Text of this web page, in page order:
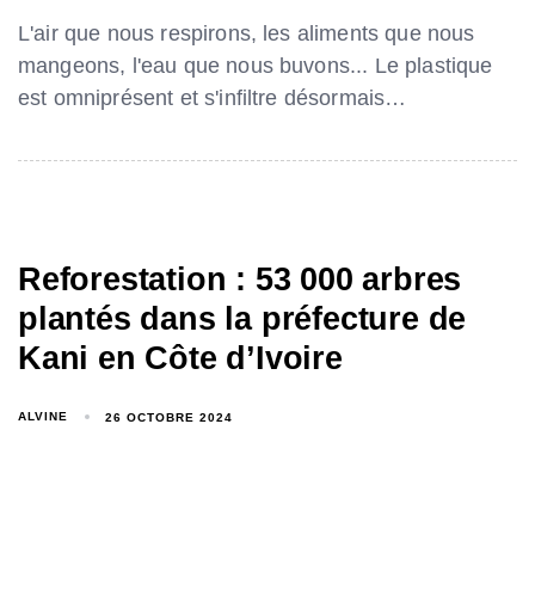
L'air que nous respirons, les aliments que nous
mangeons, l'eau que nous buvons... Le plastique
est omniprésent et s'infiltre désormais…
Reforestation : 53 000 arbres
plantés dans la préfecture de
Kani en Côte d’Ivoire
ALVINE 26 OCTOBRE 2024